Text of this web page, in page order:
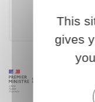
This
gives